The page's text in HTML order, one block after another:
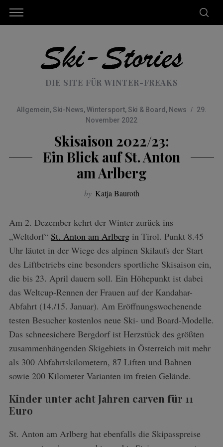
DIE SITE FÜR WINTER-FREAKS
Allgemein, Ski-News,Wintersport, Ski & Board , News
29.
November 2022
Skisaison 2022/23:
Ein Blick auf St. Anton
am Arlberg
by Katja Bauroth
Am 2. Dezember kehrt der Winter zurück ins
„Weltdorf“ St. Anton am Arlbergin Tirol. Punkt 8.45
Uhr läutet in der Wiege des alpinen Skilaufs der Start
des Liftbetriebs eine besonders sportliche Skisaison ein,
die bis 23. April dauern soll. Ein Höhepunkt ist dabei
das Weltcup-Rennen der Frauen auf der Kandahar-
Abfahrt (14./15. Januar). Am Eröffnungswochenende
testen Besucher kostenlos neue Ski- und Board-Modelle.
Das schneesichere Bergdorf ist Herzstück des größten
zusammenhängenden Skigebiets in Österreich mit mehr
als 300 Abfahrtskilometern, 87 Liften und Bahnen
sowie 200 Kilometer Varianten im freien Gelände.
Kinder unter acht Jahren carven für 11
Euro
St. Anton am Arlberg hat ebenfalls die Skipasspreise